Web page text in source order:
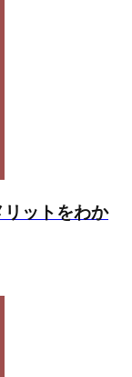
ットをわか